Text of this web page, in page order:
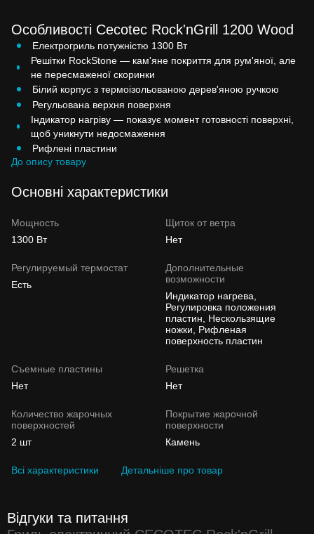
Особливості Cecotec Rock'nGrill 1200 Wood
Електрогриль потужністю 1300 Вт
Решітки RockStone — кам'яне покриття для рум'яної, але
не пересмаженої скоринки
Білий корпус з термоізольованою дерев'яною ручкою
Регульована верхня поверхня
Індикатор нагріву — показує момент готовності поверхні,
щоб уникнути недосмаження
Рифлені пластини
До опису товару
Основні характеристики
Мощность
1300 Вт
Щиток от ветра
Нет
Регулируемый термостат
Есть
Дополнительные
возможности
Индикатор нагрева,
Регулировка положения
пластин, Нескользящие
ножки, Рифленая
поверхность пластин
Съемные пластины
Нет
Решетка
Нет
Количество жарочных
поверхностей
2 шт
Покрытие жарочной
поверхности
Камень
Всі характеристики Детальніше про товар
Відгуки та питання